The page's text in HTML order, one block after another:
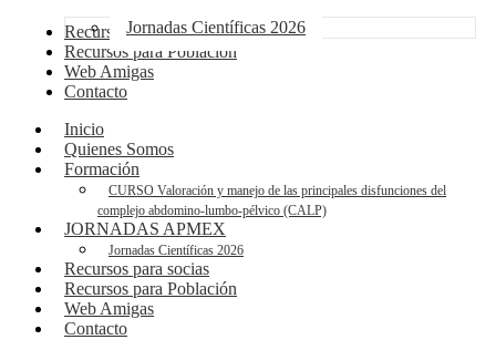
Jornadas Científicas 2026
Recursos para socias
Recursos para Población
Web Amigas
Contacto
Inicio
Quienes Somos
Formación
CURSO Valoración y manejo de las principales disfunciones del
complejo abdomino-lumbo-pélvico (CALP)
JORNADAS APMEX
Jornadas Científicas 2026
Recursos para socias
Recursos para Población
Web Amigas
Contacto